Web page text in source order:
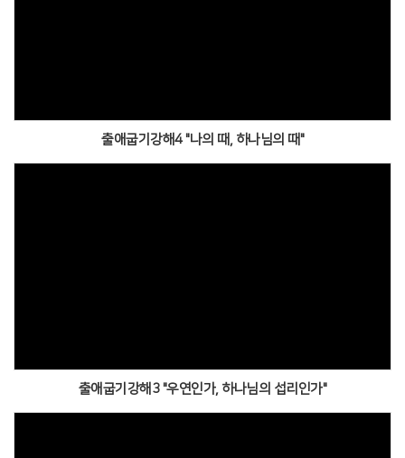
출애굽기강해4 "나의 때, 하나님의 때"
출애굽기강해3 "우연인가, 하나님의 섭리인가"